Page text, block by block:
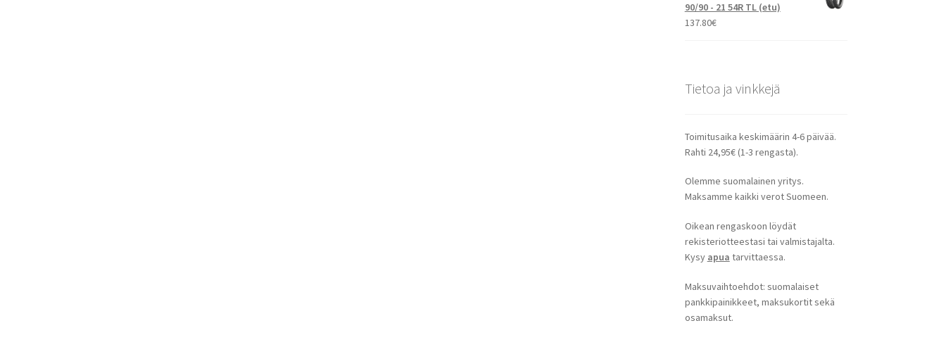
90/90 - 21 54R TL (etu)
137.80€
Tietoa ja vinkkejä
Toimitusaika keskimäärin 4-6 päivää.
Rahti 24,95€ (1-3 rengasta).
Olemme suomalainen yritys.
Maksamme kaikki verot Suomeen.
Oikean rengaskoon löydät
rekisteriotteestasi tai valmistajalta.
Kysy apua tarvittaessa.
Maksuvaihtoehdot: suomalaiset
pankkipainikkeet, maksukortit sekä
osamaksut.